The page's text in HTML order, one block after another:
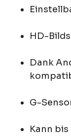
HD-
Dank
G-
Kann